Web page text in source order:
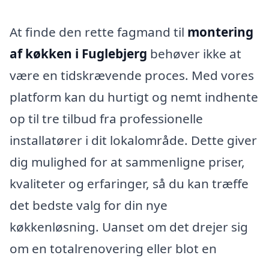
At finde den rette fagmand til montering
af køkken i Fuglebjerg behøver ikke at
være en tidskrævende proces. Med vores
platform kan du hurtigt og nemt indhente
op til tre tilbud fra professionelle
installatører i dit lokalområde. Dette giver
dig mulighed for at sammenligne priser,
kvaliteter og erfaringer, så du kan træffe
det bedste valg for din nye
køkkenløsning. Uanset om det drejer sig
om en totalrenovering eller blot en